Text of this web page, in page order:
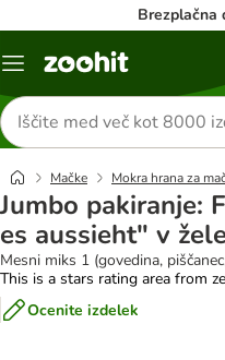
Brezplačna
Meni
Iskanje
izdelkov
Mačke Mokra hrana za
Jumbo pakiranje:
es aussieht" v
Mesni miks 1 (govedina,
This is a stars rating area from
Ocenite izdelek